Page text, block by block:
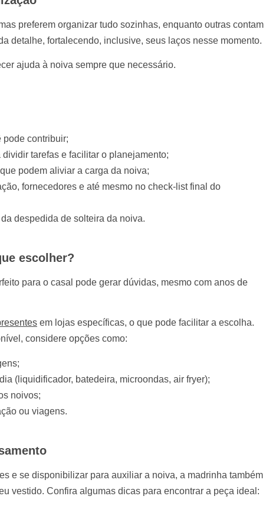
preferem organizar tudo sozinhas, enquanto outras contam
detalhe, fortalecendo, inclusive, seus laços nesse momento.
ajuda à noiva sempre que necessário.
pode contribuir;
tarefas e facilitar o planejamento;
podem aliviar a carga da noiva;
fornecedores e até mesmo no check-list final do
despedida de solteira da noiva.
escolher?
para o casal pode gerar dúvidas, mesmo com anos de
em lojas específicas, o que pode facilitar a escolha.
considere opções como:
(liquidificador, batedeira, microondas, air fryer);
noivos;
ou viagens.
e se disponibilizar para auxiliar a noiva, a madrinha também
vestido. Confira algumas dicas para encontrar a peça ideal: